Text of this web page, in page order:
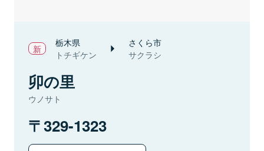
栃木県
トチギケン
さくら市
サクラシ
卯の里
ウノサト
329-1323